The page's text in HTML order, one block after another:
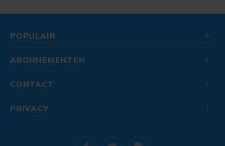
POPULAIR
ABONNEMENTEN
CONTACT
PRIVACY